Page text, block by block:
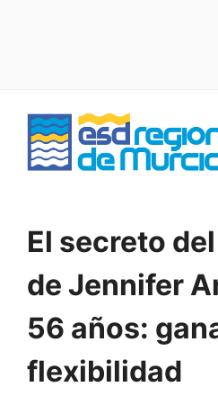
contenuto
El secreto
de Jennifer
56 años:
flexibilidad